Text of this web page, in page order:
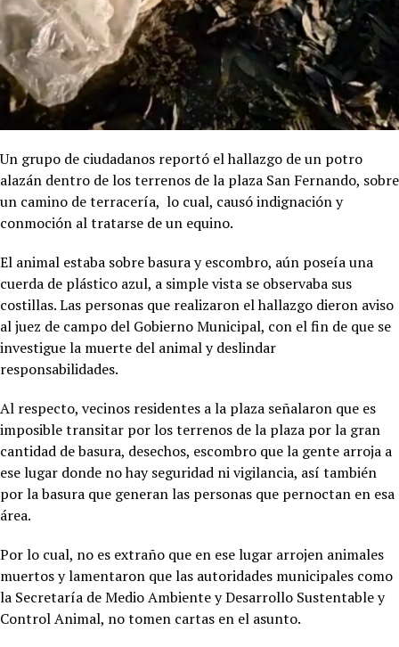
Un grupo de ciudadanos reportó el hallazgo de un potro
alazán dentro de los terrenos de la plaza San Fernando, sobre
un camino de terracería, lo cual, causó indignación y
conmoción al tratarse de un equino.
El animal estaba sobre basura y escombro, aún poseía una
cuerda de plástico azul, a simple vista se observaba sus
costillas. Las personas que realizaron el hallazgo dieron aviso
al juez de campo del Gobierno Municipal, con el fin de que se
investigue la muerte del animal y deslindar
responsabilidades.
Al respecto, vecinos residentes a la plaza señalaron que es
imposible transitar por los terrenos de la plaza por la gran
cantidad de basura, desechos, escombro que la gente arroja a
ese lugar donde no hay seguridad ni vigilancia, así también
por la basura que generan las personas que pernoctan en esa
área.
Por lo cual, no es extraño que en ese lugar arrojen animales
muertos y lamentaron que las autoridades municipales como
la Secretaría de Medio Ambiente y Desarrollo Sustentable y
Control Animal, no tomen cartas en el asunto.